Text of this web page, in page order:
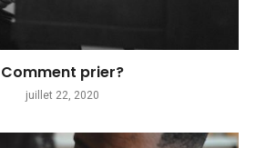
Comment prier?
juillet 22, 2020